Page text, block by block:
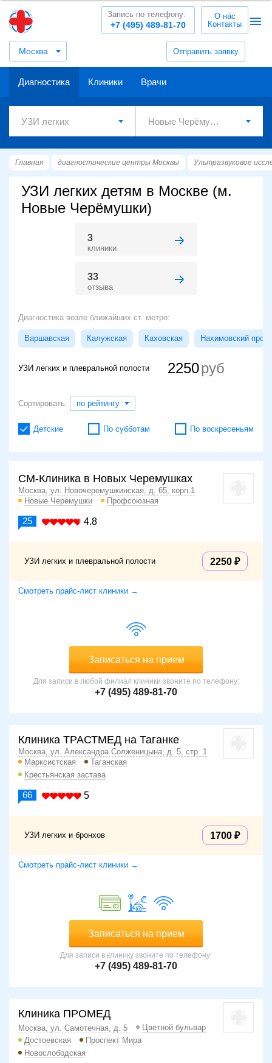
Москва Отправить заявку
+7 (495) 489-81-70
Запись по телефону:
О нас
Контакты
Диагностика Клиники Врачи
Главная диагностические центры Москвы Ультразвуковое
УЗИ легких детям в Москве (м.
Новые Черёмушки)
3
клиники
33
отзыва
Диагностика возле ближайших ст. метро:
Варшавская Калужская Каховская Нахимовский
УЗИ легких и плевральной полости 2250
Сортировать: по рейтингу
Детские По субботам По воскресеньям
СМ-Клиника в Новых Черемушках
Москва, ул. Новочеремушкинская, д. 65, корп.1
Новые Черёмушки
Профсоюзная
25 4.8
УЗИ легких и плевральной полости 2250
Смотреть прайс-лист клиники →
Записаться на прием
Для записи в любой филиал клиники звоните по телефону:
+7 (495) 489-81-70
Клиника ТРАСТМЕД на Таганке
Москва, ул. Александра Солженицына, д. 5, стр. 1
Марксистская
Таганская
Крестьянская застава
66 5
УЗИ легких и бронхов 1700
Смотреть прайс-лист клиники →
Записаться на прием
Для записи в клинику звоните по телефону:
+7 (495) 489-81-70
Клиника ПРОМЕД
Москва, ул. Самотечная, д. 5
Цветной бульвар
Достоевская
Проспект Мира
Новослободская